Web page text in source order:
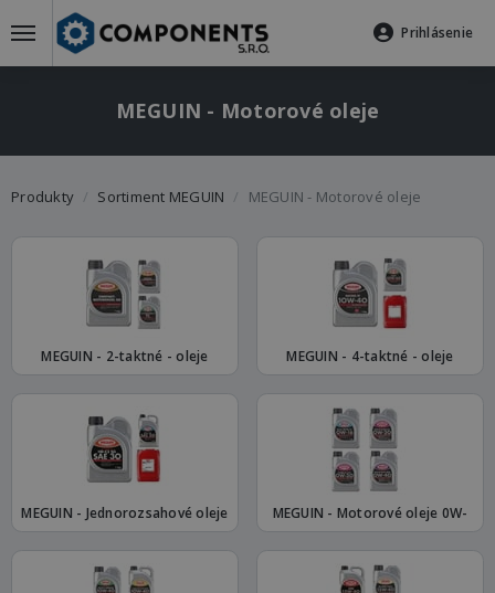
Prihlásenie
MEGUIN - Motorové oleje
Produkty Sortiment MEGUIN MEGUIN - Motorové oleje
MEGUIN - 2-taktné - oleje MEGUIN - 4-taktné - oleje
MEGUIN - Jednorozsahové oleje MEGUIN - Motorové oleje 0W-